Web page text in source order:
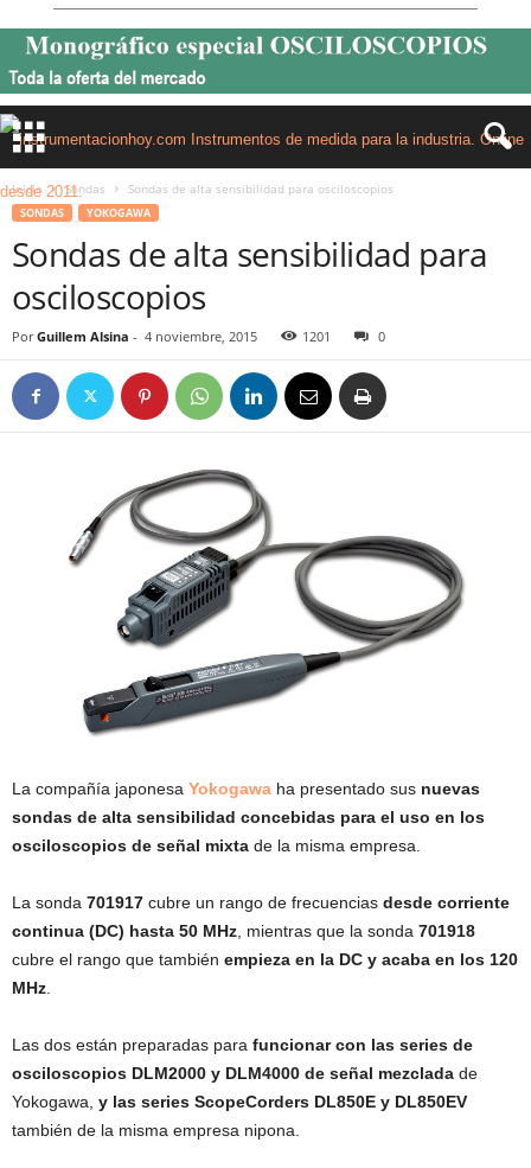
Inicio Sondas Sondas de alta sensibilidad para osciloscopios
SONDAS YOKOGAWA
Sondas de alta sensibilidad para
osciloscopios
Por Guillem Alsina - 4 noviembre, 2015 1201 0
La compañía japonesa Yokogawa ha presentado sus nuevas
sondas de alta sensibilidad concebidas para el uso en los
osciloscopios de señal mixta de la misma empresa.
La sonda 701917 cubre un rango de frecuencias desde corriente
continua (DC) hasta 50 MHz , mientras que la sonda 701918
cubre el rango que también empieza en la DC y acaba en los 120
MHz
Las dos están preparadas para funcionar con las series de
osciloscopios DLM2000 y DLM4000 de señal mezclada de
Yokogawa, y las series ScopeCorders DL850E y DL850EV
también de la misma empresa nipona.